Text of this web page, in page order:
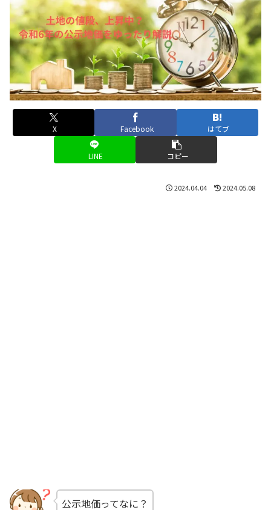
X Facebook はてブ
LINE コピー
2024.04.04 2024.05.08
公示地価ってなに？